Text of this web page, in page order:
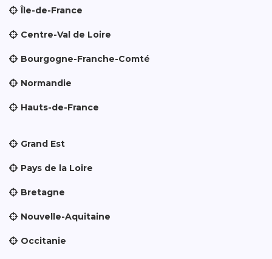
Île-de-France
Centre-Val de Loire
Bourgogne-Franche-Comté
Normandie
Hauts-de-France
Grand Est
Pays de la Loire
Bretagne
Nouvelle-Aquitaine
Occitanie